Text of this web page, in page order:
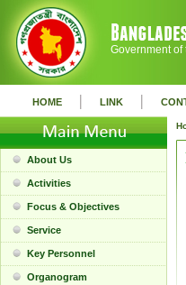
Government
HOME | LINK |
About Us
Activities
Focus & Objectives
Service
Key Personnel
Organogram